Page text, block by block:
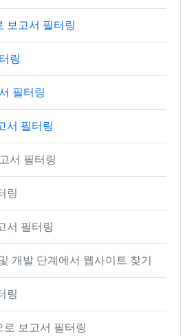
보고서 필터링
링
필터링
서 필터링
서 필터링
링
서 필터링
개발 단계에서 웹사이트 찾기
링
보고서 필터링